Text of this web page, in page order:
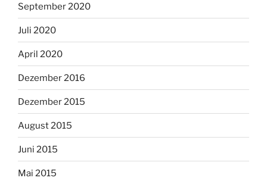
September 2020
Juli 2020
April 2020
Dezember 2016
Dezember 2015
August 2015
Juni 2015
Mai 2015